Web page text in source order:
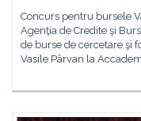
Concurs pentru bursele
Agenţia de Credite şi
de burse de cercetare şi
Vasile Pârvan la